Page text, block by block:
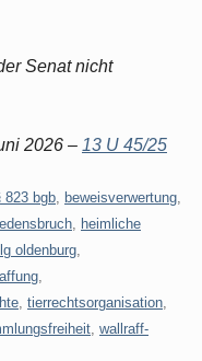
Senat nicht
2026 – 13 U 45/25
823 bgb beweisverwertung
heimliche
oldenburg
tierrechtsorganisation
wallraff-